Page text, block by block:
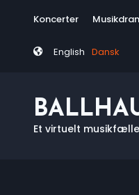
content
Tag
Koncerter
English Dansk
Et virtuelt